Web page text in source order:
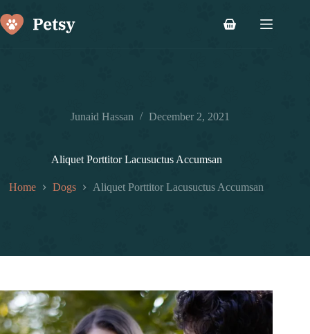
to
content
Shopping
Junaid Hassan December 2, 2021
Aliquet Porttitor Lacusuctus Accumsan
Home Dogs Aliquet Porttitor Lacusuctus Accumsan